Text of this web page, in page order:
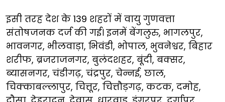
इसी तरह देश के 139 शहरों में वायु गुणवत्ता
संतोषजनक दर्ज की गई। इनमें बेंगलुरु, भागलपुर,
भावनगर, भीलवाड़ा, भिवंडी, भोपाल, भुवनेश्वर, बिहार
शरीफ, ब्रजराजनगर, बुलंदशहर, बूंदी, बक्सर,
ब्यासनगर, चंडीगढ़, चंद्रपुर, चेन्नई, छाल,
चिक्काबल्लापुर, चित्तूर, चित्तौड़गढ़, कटक, दमोह,